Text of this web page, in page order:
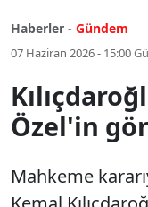
Haberler - Gündem
07 Haziran 2026 - 15:00
Özel'in
Mahkeme